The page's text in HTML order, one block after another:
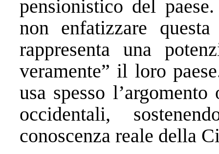
pensionistico del
non enfatizzare
rappresenta una
veramente” il loro
usa spesso
occidentali,
conoscenza reale della